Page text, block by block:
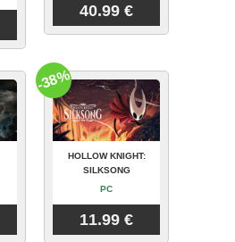
40.99 €
HOLLOW KNIGHT:
SILKSONG
PC
11.99 €
-38%